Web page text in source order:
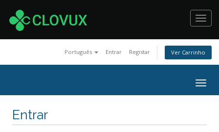
Português Entrar Registar Ver Carrinho
Entrar